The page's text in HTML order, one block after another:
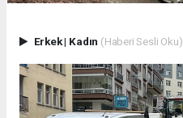
Erkek| Kadın (Haberi Sesli Oku)